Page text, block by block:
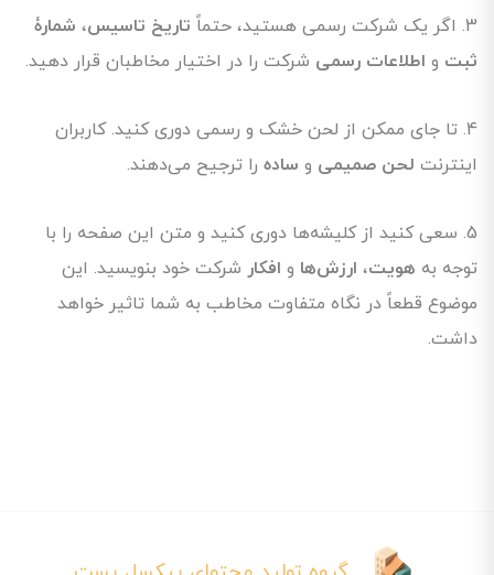
3. اگر یک شرکت رسمی هستید، حتماً تاریخ تاسیس، شمارۀ
ثبت و اطلاعات رسمی شرکت را در اختیار مخاطبان قرار دهید.
4. تا جای ممکن از لحن خشک و رسمی دوری کنید. کاربران
اینترنت لحن صمیمی و ساده را ترجیح می‌دهند.
5. سعی کنید از کلیشه‌ها دوری کنید و متن این صفحه را با
توجه به هویت، ارزش‌ها و افکار شرکت خود بنویسید. این
موضوع قطعاً در نگاه متفاوت مخاطب به شما تاثیر خواهد
داشت.